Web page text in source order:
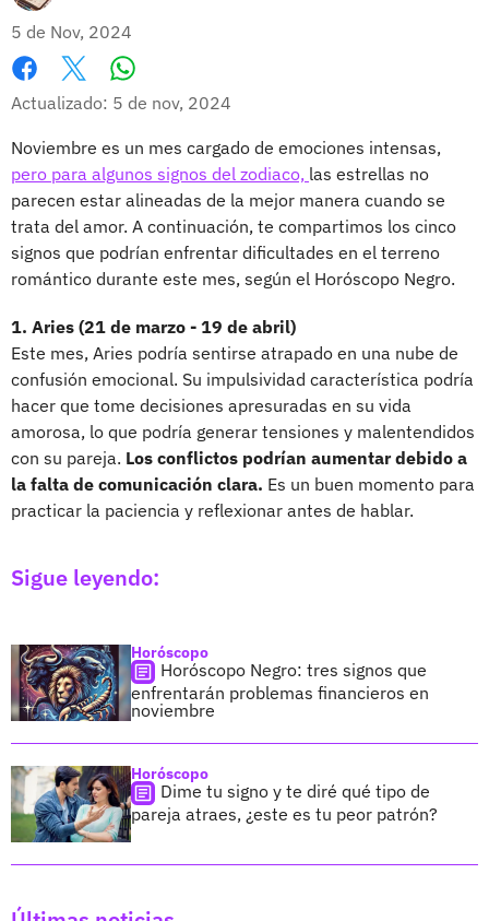
5 de Nov, 2024
Facebook
X
Actualizado: 5 de nov, 2024
Noviembre es un mes cargado de emociones intensas,
pero para algunos signos del zodiaco, las estrellas no
parecen estar alineadas de la mejor manera cuando se
trata del amor. A continuación, te compartimos los cinco
signos que podrían enfrentar dificultades en el terreno
romántico durante este mes, según el Horóscopo Negro.
1. Aries (21 de marzo - 19 de abril)
Este mes, Aries podría sentirse atrapado en una nube de
confusión emocional. Su impulsividad característica podría
hacer que tome decisiones apresuradas en su vida
amorosa, lo que podría generar tensiones y malentendidos
con su pareja. Los conflictos podrían aumentar debido a
la falta de comunicación clara. Es un buen momento para
practicar la paciencia y reflexionar antes de hablar.
Sigue leyendo:
Horóscopo
Horóscopo Negro: tres signos que
enfrentarán problemas financieros en
noviembre
Horóscopo
Dime tu signo y te diré qué tipo de
pareja atraes, ¿este es tu peor patrón?